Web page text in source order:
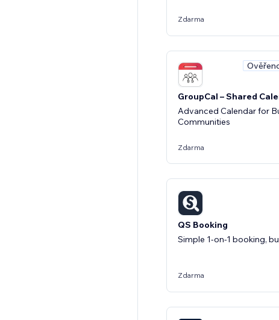
Zdarma
GroupCal – Shared
Advanced Calendar for
Communities
Zdarma
QS Booking
Simple 1-on-1 booking,
Zdarma